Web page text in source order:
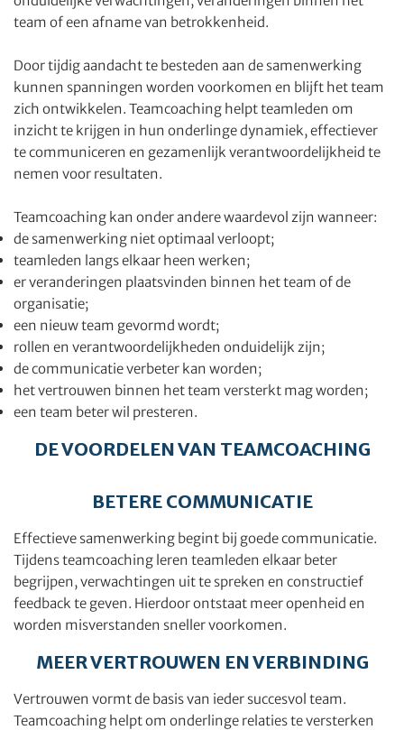
team of een afname van betrokkenheid.
Door tijdig aandacht te besteden aan de samenwerking
kunnen spanningen worden voorkomen en blijft het team
zich ontwikkelen. Teamcoaching helpt teamleden om
inzicht te krijgen in hun onderlinge dynamiek, effectiever
te communiceren en gezamenlijk verantwoordelijkheid te
nemen voor resultaten.
Teamcoaching kan onder andere waardevol zijn wanneer:
de samenwerking niet optimaal verloopt;
teamleden langs elkaar heen werken;
er veranderingen plaatsvinden binnen het team of de
organisatie;
een nieuw team gevormd wordt;
rollen en verantwoordelijkheden onduidelijk zijn;
de communicatie verbeter kan worden;
het vertrouwen binnen het team versterkt mag worden;
een team beter wil presteren.
DE VOORDELEN VAN TEAMCOACHING
BETERE COMMUNICATIE
Effectieve samenwerking begint bij goede communicatie.
Tijdens teamcoaching leren teamleden elkaar beter
begrijpen, verwachtingen uit te spreken en constructief
feedback te geven. Hierdoor ontstaat meer openheid en
worden misverstanden sneller voorkomen.
MEER VERTROUWEN EN VERBINDING
Vertrouwen vormt de basis van ieder succesvol team.
Teamcoaching helpt om onderlinge relaties te versterken